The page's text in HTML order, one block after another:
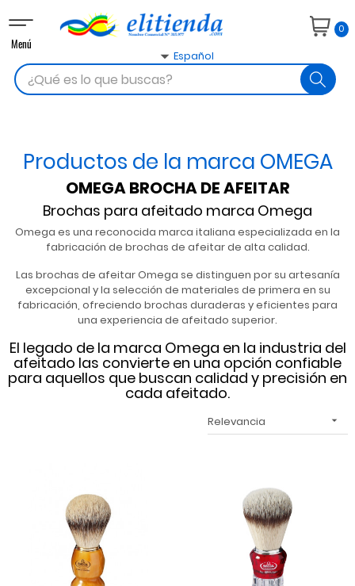
Navegación
de
palanca
Menú
0
Español

Productos de la marca OMEGA
OMEGA BROCHA DE AFEITAR
Brochas para afeitado marca Omega
Omega es una reconocida marca italiana especializada en la
fabricación de brochas de afeitar de alta calidad.
Las brochas de afeitar Omega se distinguen por su artesanía
excepcional y la selección de materiales de primera en su
fabricación, ofreciendo brochas duraderas y eficientes para
una experiencia de afeitado superior.
El legado de la marca Omega en la industria del
afeitado las convierte en una opción confiable
para aquellos que buscan calidad y precisión en
cada afeitado.
Relevancia 